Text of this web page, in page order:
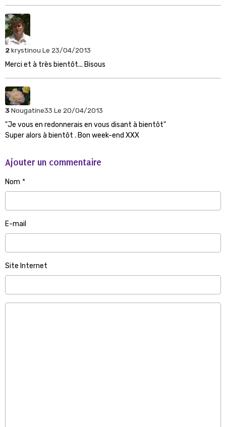
2krystinou Le 23/04/2013
Merci et à très bientôt... Bisous
3Nougatine33 Le 20/04/2013
"Je vous en redonnerais en vous disant à bientôt"
Super alors à bientôt . Bon week-end XXX
Ajouter un commentaire
Nom
E-mail
Site Internet